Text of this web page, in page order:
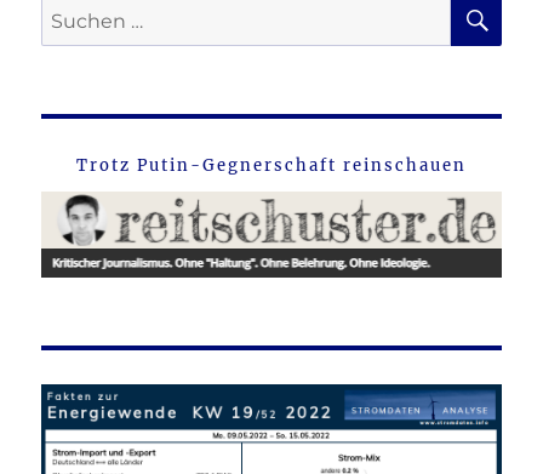
Suche
nach:
Trotz Putin-Gegnerschaft reinschauen